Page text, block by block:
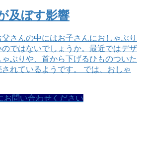
及ぼす影響
さんの中にはお子さんにおしゃぶり
ではないでしょうか。最近ではデザ
ぶりや、首から下げるひものついた
れているようです。 では、おしゃ
お問い合わせください